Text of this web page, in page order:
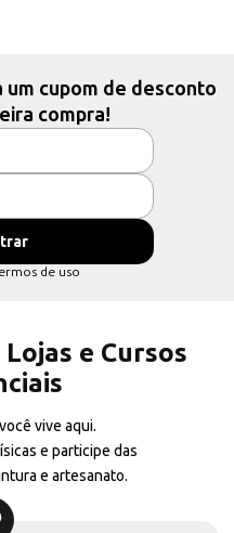
um cupom de desconto
compra!
de uso
e Cursos
vive aqui.
e participe das
e artesanato.